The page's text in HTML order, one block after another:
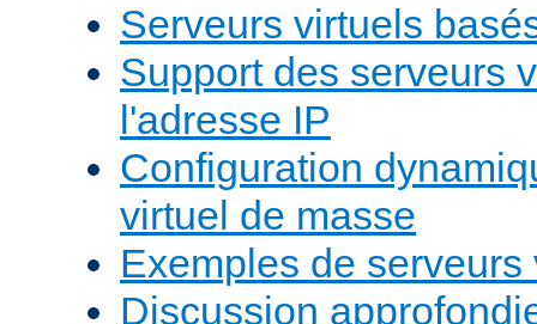
Serveurs virtuels
Support des serveurs
l'adresse IP
Configuration
virtuel de masse
Exemples de serveurs
Discussion